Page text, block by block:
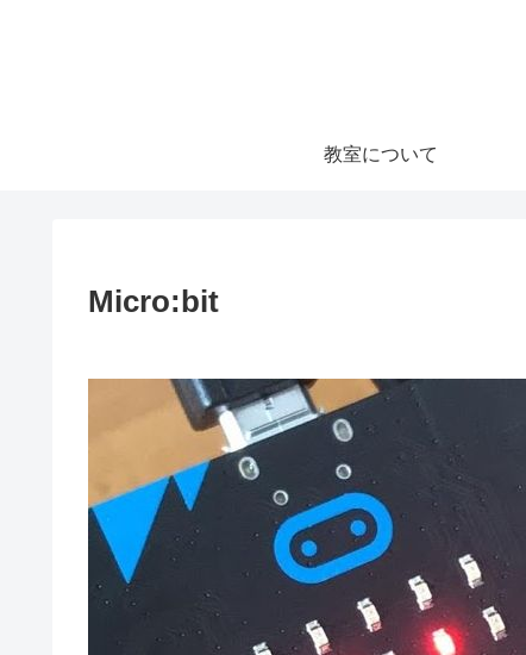
教室について
Micro:bit